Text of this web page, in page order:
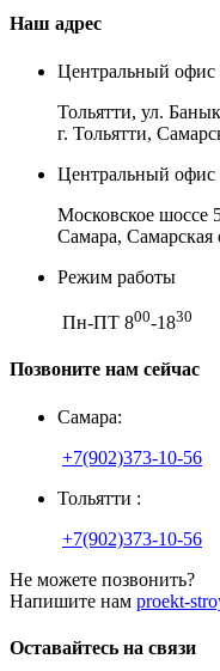
Наш адрес
Центральный офис
Тольятти, ул.
г. Тольятти,
Центральный офис
Московское шоссе
Самара, Самарская
Режим работы
Пн-ПТ 800-1830
Позвоните нам сейчас
Самара:
+7(902)373-10-56
Тольятти :
+7(902)373-10-56
Не можете позвонить?
Напишите нам proekt-
Оставайтесь на связи